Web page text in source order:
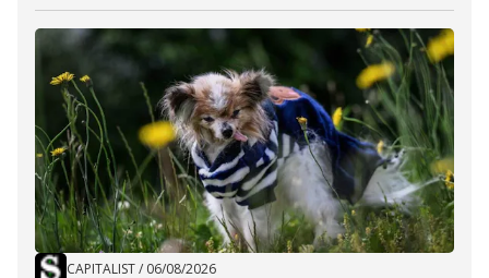
CAPITALIST/ 06/08/2026